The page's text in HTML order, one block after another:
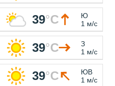
39°C
Ю
1 м/с
39°C
З
1 м/с
39°C
ЮВ
1 м/с